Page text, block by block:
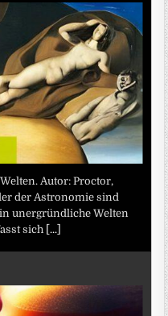
Autor: Proctor,
der Astronomie sind
unergründliche Welten
sich [...]